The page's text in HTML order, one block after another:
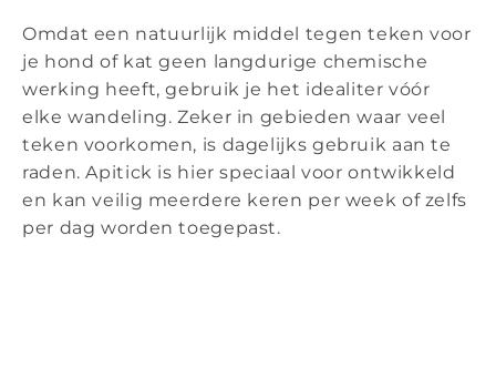
Omdat een natuurlijk middel tegen teken voor
je hond of kat geen langdurige chemische
werking heeft, gebruik je het idealiter vóór
elke wandeling. Zeker in gebieden waar veel
teken voorkomen, is dagelijks gebruik aan te
raden. Apitick is hier speciaal voor ontwikkeld
en kan veilig meerdere keren per week of zelfs
per dag worden toegepast.